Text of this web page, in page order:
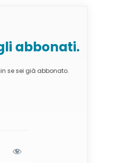
abbonati.
se sei già abbonato.